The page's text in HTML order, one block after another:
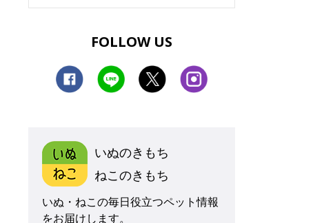
FOLLOW US
いぬのきもち
ねこのきもち
いぬ・ねこの毎日役立つペット情報
をお届けします。